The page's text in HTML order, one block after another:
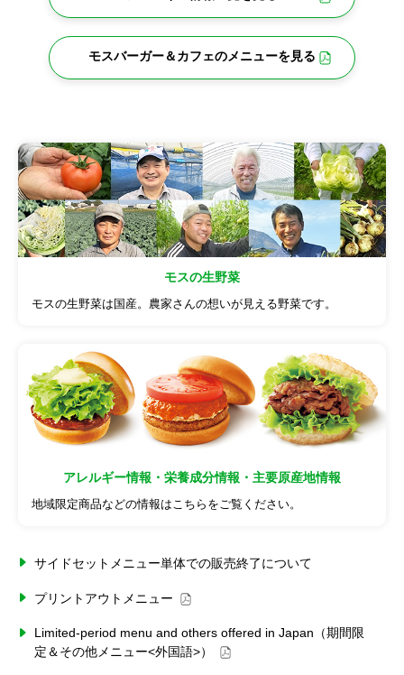
モスバーガー＆カフェのメニューを見る
モスの生野菜
モスの生野菜は国産。農家さんの想いが見える野菜です。
アレルギー情報・栄養成分情報・主要原産地情報
地域限定商品などの情報はこちらをご覧ください。
サイドセットメニュー単体での販売終了について
プリントアウトメニュー
Limited-period menu and others offered in Japan（期間限
定＆その他メニュー<外国語>）